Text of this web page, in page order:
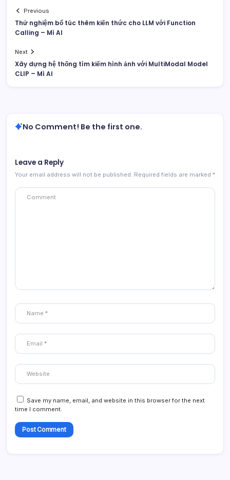
Previous
Thử nghiệm bổ túc thêm kiến thức cho LLM với Function
Calling – Mì AI
Next
Xây dựng hệ thống tìm kiếm hình ảnh với MultiModal Model
CLIP – Mì AI
No Comment! Be the first one.
Leave a Reply
Your email address will not be published. Required fields are marked *
Save my name, email, and website in this browser for the next
time I comment.